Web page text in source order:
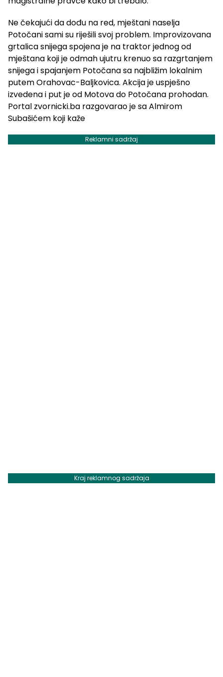
Ne čekajući da dođu na red, mještani naselja
Potočani sami su riješili svoj problem. Improvizovana
grtalica snijega spojena je na traktor jednog od
mještana koji je odmah ujutru krenuo sa razgrtanjem
snijega i spajanjem Potočana sa najbližim lokalnim
putem Orahovac-Baljkovica. Akcija je uspješno
izvedena i put je od Motova do Potočana prohodan.
Portal zvornicki.ba razgovarao je sa Almirom
Subašićem koji kaže
Reklamni sadržaj
Kraj reklamnog sadržaja